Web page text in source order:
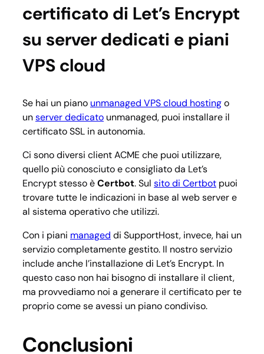
certificato di Let’s Encrypt
su server dedicati e piani
VPS cloud
Se hai un piano unmanaged VPS cloud hostingo
unserver dedicato unmanaged, puoi installare il
certificato SSL in autonomia.
Ci sono diversi client ACME che puoi utilizzare,
quello più conosciuto e consigliato da Let’s
Encrypt stesso èCertbot. Sul sito di Certbot puoi
trovare tutte le indicazioni in base al web server e
al sistema operativo che utilizzi.
Con i piani managed di SupportHost, invece, hai un
servizio completamente gestito. Il nostro servizio
include anche l’installazione di Let’s Encrypt. In
questo caso non hai bisogno di installare il client,
ma provvediamo noi a generare il certificato per te
proprio come se avessi un piano condiviso.
Conclusioni